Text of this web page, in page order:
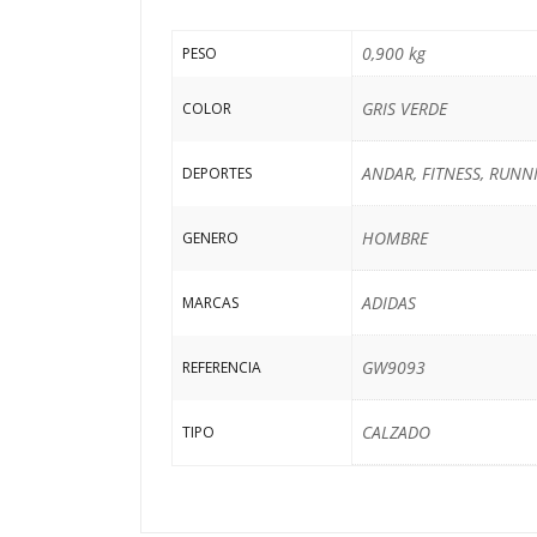
PESO 0,900 kg
COLOR GRIS VERDE
DEPORTES ANDAR, FITNESS,
GENERO HOMBRE
MARCAS ADIDAS
REFERENCIA GW9093
TIPO CALZADO